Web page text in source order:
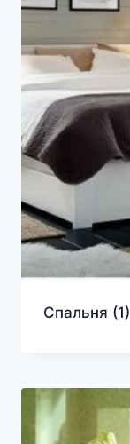
Спальня (1)